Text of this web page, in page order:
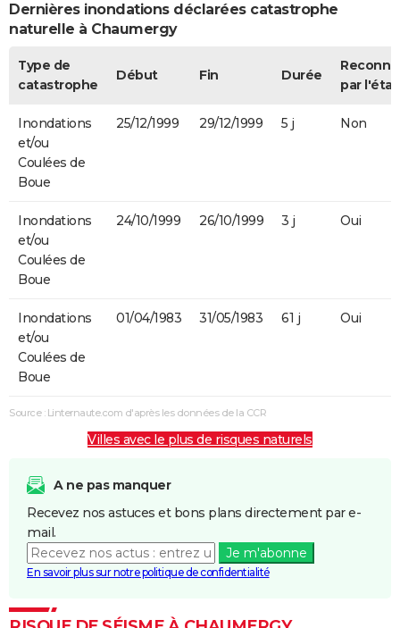
Dernières inondations déclarées catastrophe
naturelle à Chaumergy
Type de
catastrophe
Début Fin Durée
par l'état
Inondations
et/ou
Coulées de
Boue
25/12/1999 29/12/1999 5 j Non
Inondations
et/ou
Coulées de
Boue
24/10/1999 26/10/1999 3 j Oui
Inondations
et/ou
Coulées de
Boue
01/04/1983 31/05/1983 61 j Oui
Source : Linternaute.com d'après les données de la CCR
Villes avec le plus de risques naturels
A ne pas manquer
Recevez nos astuces et bons plans directement par e-
mail.
Je m'abonne
En savoir plus sur notre politique de confidentialité